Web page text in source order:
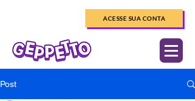
ACESSE SUA CONTA
Post